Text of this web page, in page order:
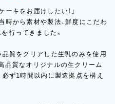
キをお届けしたい！」
時から素材や製法、鮮度にこだわ
行ってきました。
品質をクリアした生乳のみを使用
品質なオリジナルの生クリーム
必ず1時間以内に製造拠点を構え